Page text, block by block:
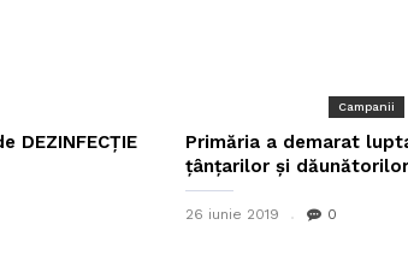
DEZINFECȚIE
Campanii
Primăria a demarat
țânțarilor și
26 iunie 2019 0